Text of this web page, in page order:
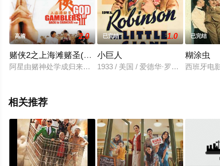
高清 2.0
赌侠2之上海滩赌圣(粤语版)
阿星由赌神处学成归来，恰逢不甘心失败的大军集合中南海五
已完结 1.0
小巨人
1933 / 美国 / 爱德华·罗宾逊,玛丽·阿
已完结
糊涂虫
西班牙电
相关推荐